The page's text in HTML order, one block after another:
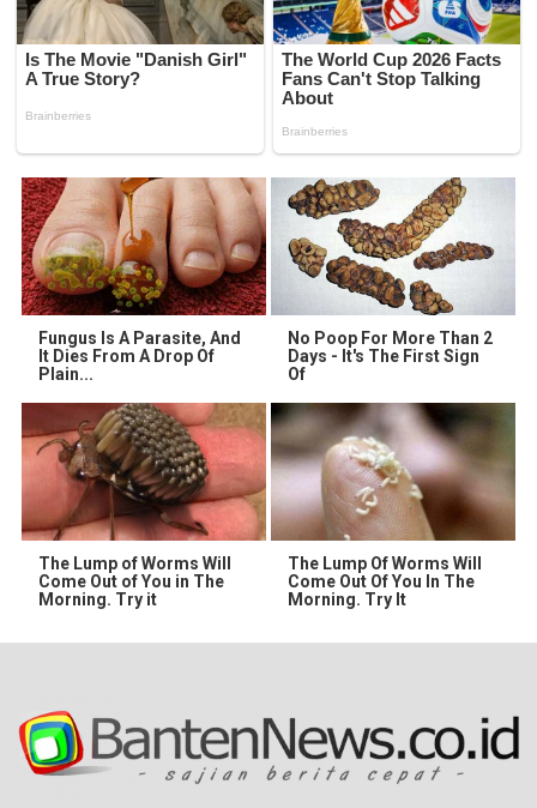
Fungus Is A Parasite, And
It Dies From A Drop Of
Plain...
No Poop For More Than 2
Days - It's The First Sign
Of
The Lump of Worms Will
Come Out of You in The
Morning. Try it
The Lump Of Worms Will
Come Out Of You In The
Morning. Try It